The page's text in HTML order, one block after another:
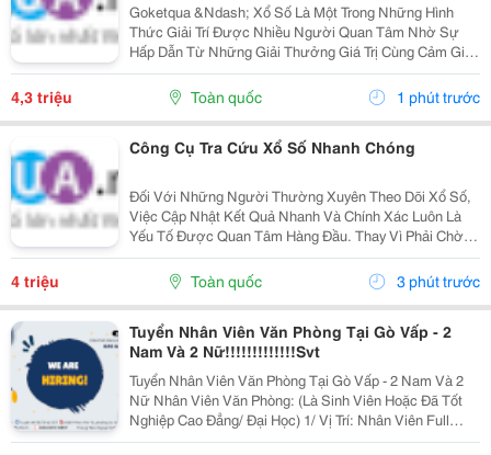
Goketqua &Ndash; Xổ Số Là Một Trong Những Hình
Thức Giải Trí Được Nhiều Người Quan Tâm Nhờ Sự
Hấp Dẫn Từ Những Giải Thưởng Giá Trị Cùng Cảm Giác
Hồi Hộp Khi Chờ Đợi Kết Quả Quay Thưởng. Tuy Nhiên,
Việc Cập Nhật Thông Tin Nhanh Chóng Và Chính Xác...
4,3 triệu Toàn quốc 1 phút trước
Công Cụ Tra Cứu Xổ Số Nhanh Chóng
Đối Với Những Người Thường Xuyên Theo Dõi Xổ Số,
Việc Cập Nhật Kết Quả Nhanh Và Chính Xác Luôn Là
Yếu Tố Được Quan Tâm Hàng Đầu. Thay Vì Phải Chờ
Đợi Thông Tin Từ Nhiều Nguồn Khác Nhau, Người
Dùng Hiện Nay Có Thể Dễ Dàng Tra Cứu Ketqua Trên
Các Nền...
4 triệu Toàn quốc 3 phút trước
Tuyển Nhân Viên Văn Phòng Tại Gò Vấp - 2
Nam Và 2 Nữ!!!!!!!!!!!!!Svt
Tuyển Nhân Viên Văn Phòng Tại Gò Vấp - 2 Nam Và 2
Nữ Nhân Viên Văn Phòng: (Là Sinh Viên Hoặc Đã Tốt
Nghiệp Cao Đẳng/ Đại Học) 1/ Vị Trí: Nhân Viên Full
Time (2 Nam 2 Nữ) Ca Làm: 13:00 Đến 21:00 (1 Tháng